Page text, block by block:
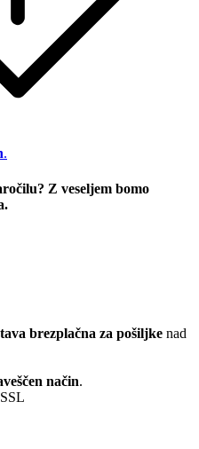
.
Z veseljem bomo
brezplačna za pošiljke nad
način.